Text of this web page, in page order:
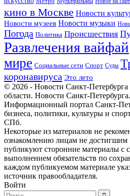
кино в Москве Новости
Новости музеев Новости музыки
Погода Политика Происшествия
Развлечения вайфай
мире Социальные сети Спорт Суды
коронавируса Это лето
© 2026 - Новости Санкт-
области. Новости Санкт-
Информационный портал Санкт-
бизнеса, политики, культуры и
СПб.
Некоторые из материалов не
ознакомлению лицам не достигшим
публикуют сторонние материалы с
выполнением обязательств по
каждом публикуемом материале
источник правообладателя.
Войти